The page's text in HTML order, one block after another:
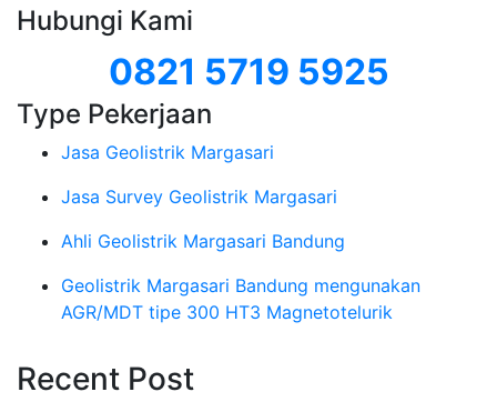
Hubungi Kami
0821 5719 5925
Type Pekerjaan
Jasa Geolistrik Margasari
Jasa Survey Geolistrik Margasari
Ahli Geolistrik Margasari Bandung
Geolistrik Margasari Bandung mengunakan
AGR/MDT tipe 300 HT3 Magnetotelurik
Recent Post